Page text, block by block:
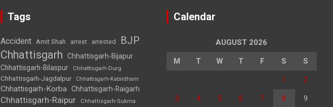
Tags
Accident Amit Shah arrest arrested BJP
Chhattisgarh
Chhattisgarh-Bijapur
Chhattisgarh-Bilaspur
Chhattisgarh-Durg
Chhattisgarh-Jagdalpur Chhattisgarh-Kabirdham
Chhattisgarh-Korba Chhattisgarh-Raigarh
Chhattisgarh-Raipur
Chhattisgarh-Sukma
Calendar
AUGUST 2026
M T W T F S S
1 2
3 4 5 6 7 8 9